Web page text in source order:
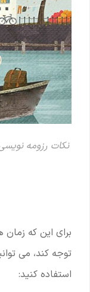
نکات رزومه
برای این که
توجه کند، می
استفاده کنید: